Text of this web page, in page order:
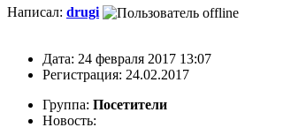
Написал: drugi
Дата: 24 февраля 2017 13:07
Регистрация: 24.02.2017
Группа: Посетители
Новость: